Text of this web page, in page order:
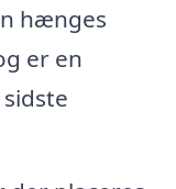
hænges
er en